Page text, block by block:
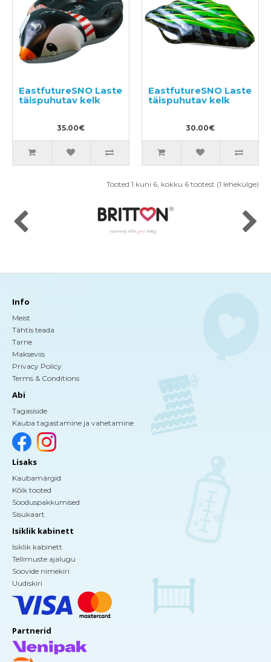
EastfutureSNO Laste
täispuhutav kelk
35.00€
EastfutureSNO Laste
täispuhutav kelk
30.00€
Tooted 1 kuni 6, kokku 6 tootest (1 lehekülge)
Info
Meist
Tähtis teada
Tarne
Makseviis
Privacy Policy
Terms & Conditions
Abi
Tagasiside
Kauba tagastamine ja vahetamine
Lisaks
Kaubamärgid
Kõik tooted
Sooduspakkumised
Sisukaart
Isiklik kabinett
Isiklik kabinett
Tellimuste ajalugu
Soovide nimekiri
Uudiskiri
Partnerid